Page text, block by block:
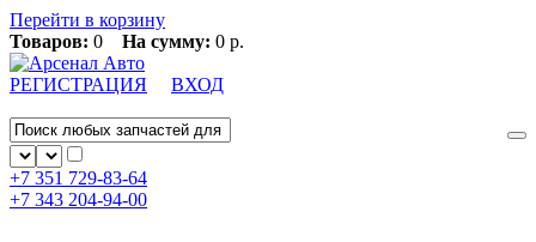
Перейти в корзину
Товаров: 0 На сумму: 0 р.
РЕГИСТРАЦИЯ ВХОД
+7 351 729-83-64
+7 343 204-94-00